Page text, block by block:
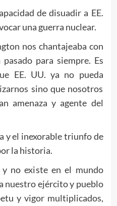
de disuadir a EE.
una guerra nuclear.
nos chantajeaba con
para siempre. Es
EE. UU. ya no pueda
sino que nosotros
amenaza y agente del
y el inexorable triunfo de
la historia.
no existe en el mundo
nuestro ejército y pueblo
y vigor multiplicados,